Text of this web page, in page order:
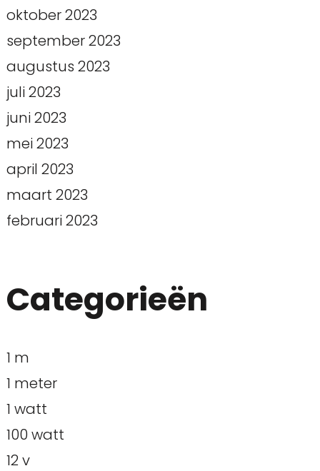
oktober 2023
september 2023
augustus 2023
juli 2023
juni 2023
mei 2023
april 2023
maart 2023
februari 2023
Categorieën
1 m
1 meter
1 watt
100 watt
12 v